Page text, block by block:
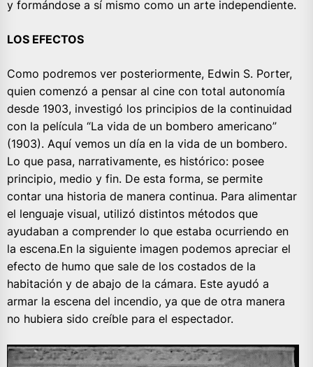
y formándose a sí mismo como un arte independiente.
LOS EFECTOS
Como podremos ver posteriormente, Edwin S. Porter,
quien comenzó a pensar al cine con total autonomía
desde 1903, investigó los principios de la continuidad
con la película “La vida de un bombero americano”
(1903). Aquí vemos un día en la vida de un bombero.
Lo que pasa, narrativamente, es histórico: posee
principio, medio y fin. De esta forma, se permite
contar una historia de manera continua. Para alimentar
el lenguaje visual, utilizó distintos métodos que
ayudaban a comprender lo que estaba ocurriendo en
la escena.En la siguiente imagen podemos apreciar el
efecto de humo que sale de los costados de la
habitación y de abajo de la cámara. Este ayudó a
armar la escena del incendio, ya que de otra manera
no hubiera sido creíble para el espectador.